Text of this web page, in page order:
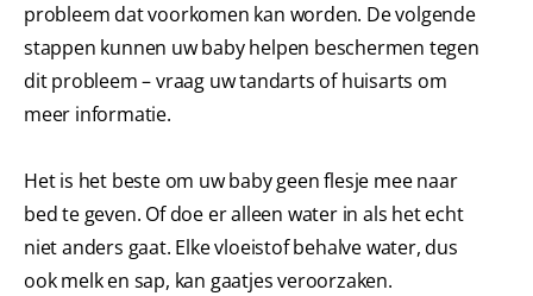
probleem dat voorkomen kan worden. De volgende
stappen kunnen uw baby helpen beschermen tegen
dit probleem – vraag uw tandarts of huisarts om
meer informatie.
Het is het beste om uw baby geen flesje mee naar
bed te geven. Of doe er alleen water in als het echt
niet anders gaat. Elke vloeistof behalve water, dus
ook melk en sap, kan gaatjes veroorzaken.